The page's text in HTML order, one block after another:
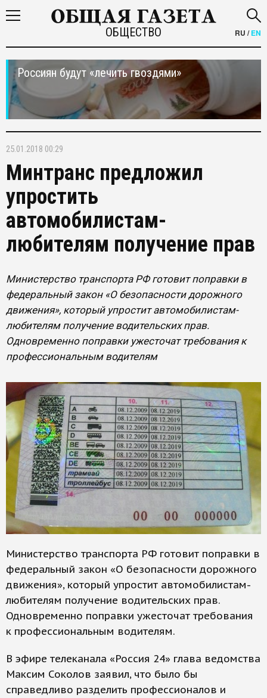
ОБЩЕСТВО RU /EN
Россиян будут «лечить гвоздями»
25.01.2018 00:29
Минтранс предложил
упростить
автомобилистам-
любителям получение прав
Министерство транспорта РФ готовит поправки в
федеральный закон «О безопасности дорожного
движения», который упростит автомобилистам-
любителям получение водительских прав.
Одновременно поправки ужесточат требования к
профессиональным водителям
Министерство транспорта РФ готовит поправки в
федеральный закон «О безопасности дорожного
движения», который упростит автомобилистам-
любителям получение водительских прав.
Одновременно поправки ужесточат требования
к профессиональным водителям.
В эфире телеканала «Россия 24» глава ведомства
Максим Соколов заявил, что было бы
справедливо разделить профессионалов и